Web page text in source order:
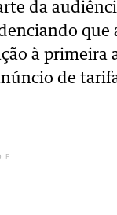
da
que
à primeira
de